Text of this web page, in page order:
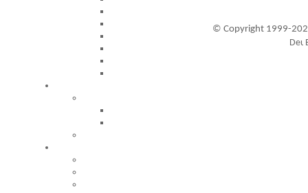
© Copyright 1999-
Besucher seit 20.09.1999: 19442388